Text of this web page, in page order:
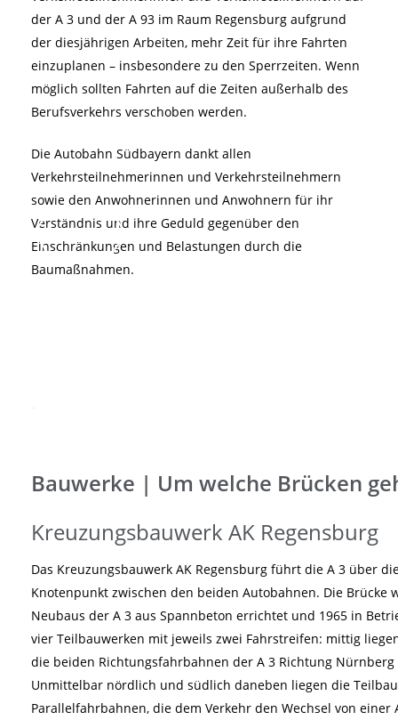
der A 3 und der A 93 im Raum Regensburg aufgrund
der diesjährigen Arbeiten, mehr Zeit für ihre Fahrten
einzuplanen – insbesondere zu den Sperrzeiten. Wenn
möglich sollten Fahrten auf die Zeiten außerhalb des
Berufsverkehrs verschoben werden.
Die Autobahn Südbayern dankt allen
Verkehrsteilnehmerinnen und Verkehrsteilnehmern
sowie den Anwohnerinnen und Anwohnern für ihr
Verständnis und ihre Geduld gegenüber den
Einschränkungen und Belastungen durch die
Baumaßnahmen.
Bauwerke | Um welche Brücken
Kreuzungsbauwerk AK Regensburg
Das Kreuzungsbauwerk AK Regensburg führt die A 3 über
Knotenpunkt zwischen den beiden Autobahnen. Die Brücke
Neubaus der A 3 aus Spannbeton errichtet und 1965 in
vier Teilbauwerken mit jeweils zwei Fahrstreifen: mittig
die beiden Richtungsfahrbahnen der A 3 Richtung Nürnberg
Unmittelbar nördlich und südlich daneben liegen die
Parallelfahrbahnen, die dem Verkehr den Wechsel von